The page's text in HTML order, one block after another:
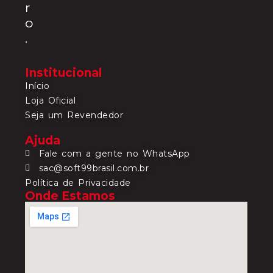
r
o
.
Institucional
Início
Loja Oficial
Seja um Revendedor
Ajuda
Fale com a gente no WhatsApp
sac@soft99brasil.com.br
Política de Privacidade
Onde Estamos